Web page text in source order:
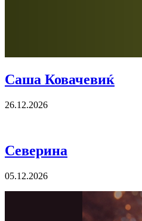
Саша Ковачевиќ
26.12.2026
Северина
05.12.2026